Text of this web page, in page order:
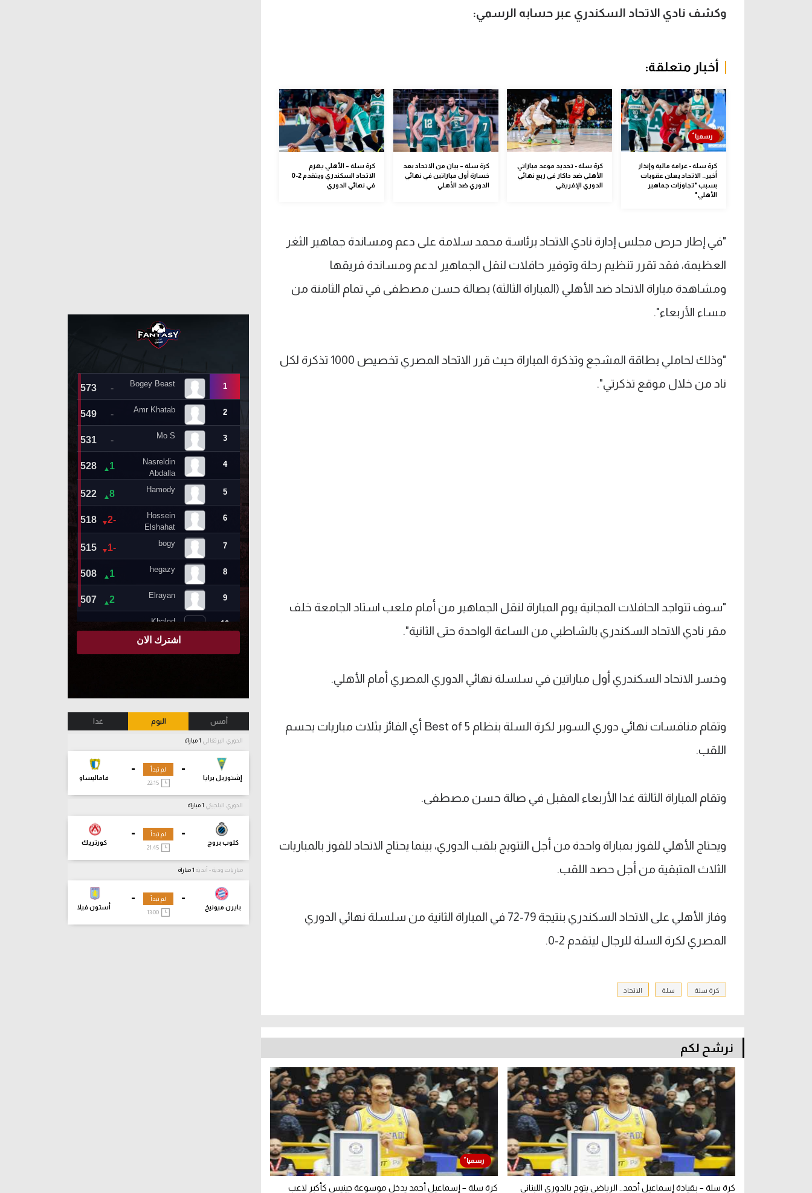
وكشف نادي الاتحاد السكندري عبر حسابه الرسمي:
أخبار متعلقة:
كرة سلة - غرامة مالية وإنذار
أخير.. الاتحاد يعلن عقوبات
بسبب "تجاوزات جماهير
الأهلي"
كرة سلة - تحديد موعد مباراتي
الأهلي ضد داكار في ربع نهائي
الدوري الإفريقي
كرة سلة – بيان من الاتحاد بعد
خسارة أول مباراتين في نهائي
الدوري ضد الأهلي
كرة سلة – الأهلي يهزم
الاتحاد السكندري ويتقدم 2-0
في نهائي الدوري
"في إطار حرص مجلس إدارة نادي الاتحاد برئاسة محمد سلامة على دعم ومساندة جماهير الثغر
العظيمة، فقد تقرر تنظيم رحلة وتوفير حافلات لنقل الجماهير لدعم ومساندة فريقها
ومشاهدة مباراة الاتحاد ضد الأهلي (المباراة الثالثة) بصالة حسن مصطفى في تمام الثامنة من
مساء الأربعاء".
"وذلك لحاملي بطاقة المشجع وتذكرة المباراة حيث قرر الاتحاد المصري تخصيص 1000 تذكرة لكل
ناد من خلال موقع تذكرتي".
"سوف تتواجد الحافلات المجانية يوم المباراة لنقل الجماهير من أمام ملعب استاد الجامعة خلف
مقر نادي الاتحاد السكندري بالشاطبي من الساعة الواحدة حتى الثانية".
وخسر الاتحاد السكندري أول مباراتين في سلسلة نهائي الدوري المصري أمام الأهلي.
وتقام منافسات نهائي دوري السوبر لكرة السلة بنظام Best of 5 أي الفائز بثلاث مباريات يحسم
اللقب.
وتقام المباراة الثالثة غدا الأربعاء المقبل في صالة حسن مصطفى.
ويحتاج الأهلي للفوز بمباراة واحدة من أجل التتويج بلقب الدوري، بينما يحتاج الاتحاد للفوز بالمباريات
الثلاث المتبقية من أجل حصد اللقب.
وفاز الأهلي على الاتحاد السكندري بنتيجة 79-72 في المباراة الثانية من سلسلة نهائي الدوري
المصري لكرة السلة للرجال ليتقدم 2-0.
كرة سلة سلة الاتحاد
نرشح لكم
كرة سلة – بقيادة إسماعيل أحمد.. الرياضي يتوج بالدوري اللبناني كرة سلة – إسماعيل أحمد يدخل موسوعة جينيس كأكبر لاعب
أمس اليوم غدا
الدوري البرتغالي
-
إشتوريل برايا
-
فاماليساو
لم تبدأ
22:15
الدوري البلجيكي
-
كلوب بروج
-
كورتريك
لم تبدأ
مباريات ودية - أندية
-
بايرن ميونيخ
-
أستون فيلا
لم تبدأ